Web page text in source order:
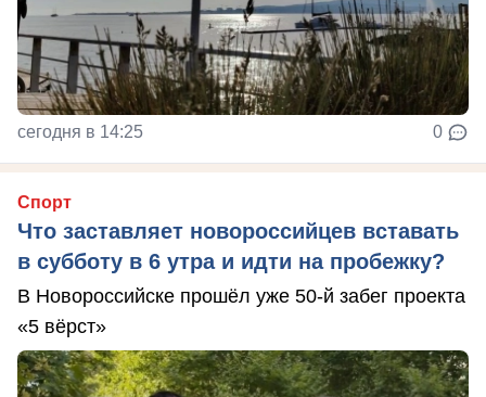
сегодня в 14:25 0
Спорт
Что заставляет новороссийцев вставать
в субботу в 6 утра и идти на пробежку?
В Новороссийске прошёл уже 50-й забег проекта
«5 вёрст»